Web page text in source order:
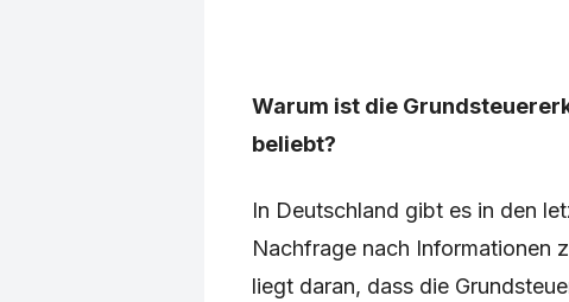
Warum ist die
beliebt?
In Deutschland gibt es in den
Nachfrage nach Informationen
liegt daran, dass die